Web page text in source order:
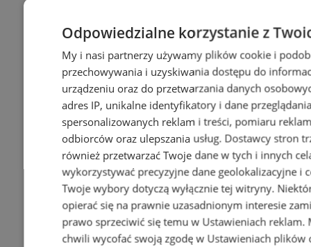
Odpowiedzialne korzystanie z
My i nasi partnerzy używamy plików cookie i
przechowywania i uzyskiwania dostępu do
urządzeniu oraz do przetwarzania danych
adres IP, unikalne identyfikatory i dane
spersonalizowanych reklam i treści, pomiaru
odbiorców oraz ulepszania usług. Dostawcy stron
również przetwarzać Twoje dane w tych i innych
wykorzystywać precyzyjne dane geolokalizacyjne i
Twoje wybory dotyczą wyłącznie tej witryny.
opierać się na prawnie uzasadnionym interesie
prawo sprzeciwić się temu w Ustawieniach reklam.
chwili wycofać swoją zgodę w Ustawieniach plików